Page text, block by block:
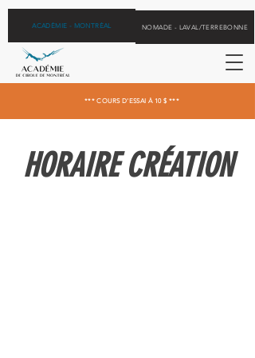
ACADÉMIE - MONTRÉAL NOMADE - LAVAL/TERREBONNE
*** COURS D'ESSAI À 10 $ ***
HORAIRE CRÉATION